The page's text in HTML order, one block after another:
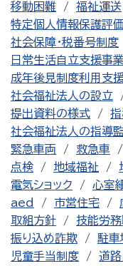
移動困難
福祉運送
特定個人情報保護評価
社会保障・税番号制度
日常生活自立支援事
成年後見制度利用支
社会福祉法人の設立
提出資料の様式
社会福祉法人の指導
緊急車両
救急車
点検
地域福祉
電気ショック
心室
aed
市営住宅
取組方針
技能労務
振り込め詐欺
駐車
児童手当制度
道路